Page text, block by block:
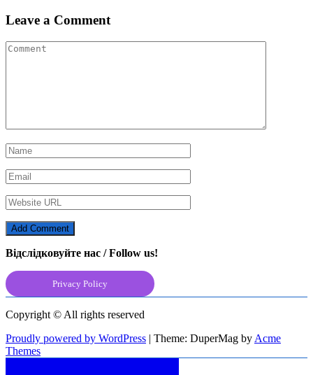
Leave a Comment
Відслідковуйте нас / Follow us!
Privacy Policy
Copyright © All rights reserved
Proudly powered by WordPress | Theme: DuperMag by Acme
Themes